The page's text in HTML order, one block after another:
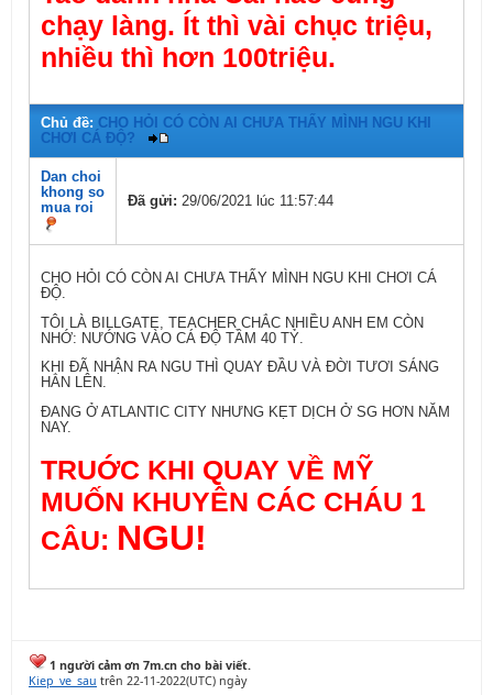
chạy làng. Ít thì vài chục triệu,
nhiều thì hơn 100triệu.
Chủ đề: CHO HỎI CÓ CÒN AI CHƯA THẤY MÌNH NGU KHI
CHƠI CÁ ĐỘ?
Dan choi
khong so
mua roi
Đã gửi: 29/06/2021 lúc 11:57:44
CHO HỎI CÓ CÒN AI CHƯA THẤY MÌNH NGU KHI CHƠI CÁ
ĐỘ.
TÔI LÀ BILLGATE, TEACHER CHẮC NHIỀU ANH EM CÒN
NHỚ: NƯỚNG VÀO CÁ ĐỘ TẦM 40 TỶ.
KHI ĐÃ NHẬN RA NGU THÌ QUAY ĐẦU VÀ ĐỜI TƯƠI SÁNG
HẲN LÊN.
ĐANG Ở ATLANTIC CITY NHƯNG KẸT DỊCH Ở SG HƠN NĂM
NAY.
TRUỚC KHI QUAY VỀ MỸ
MUỐN KHUYÊN CÁC CHÁU 1
CÂU: NGU!
1 người cảm ơn 7m.cn cho bài viết.
Kiep_ve_sau trên 22-11-2022(UTC) ngày